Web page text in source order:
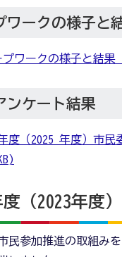
ワークの様子と
プワークの様子と結果
ンケート結果
度（2025 年度）市民
（2023年度
民参加推進の取組み